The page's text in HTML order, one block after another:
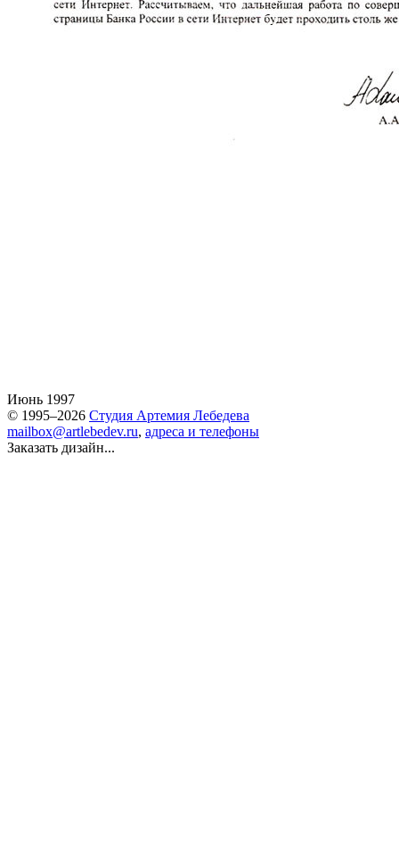
Июнь 1997
© 1995–2026 Студия Артемия Лебедева
mailbox@artlebedev.ru, адреса и телефоны
Заказать дизайн...